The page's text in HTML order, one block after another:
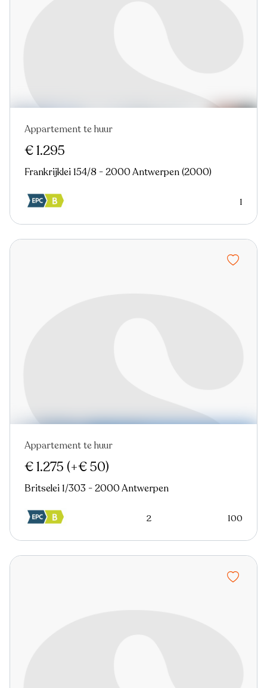
Nieuw
Appartement te huur
€ 1.295
Frankrijklei 154/8 - 2000 Antwerpen (2000)
1
Nieuw
Appartement te huur
€ 1.275 (+€ 50)
Britselei 1/303 - 2000 Antwerpen
2 100